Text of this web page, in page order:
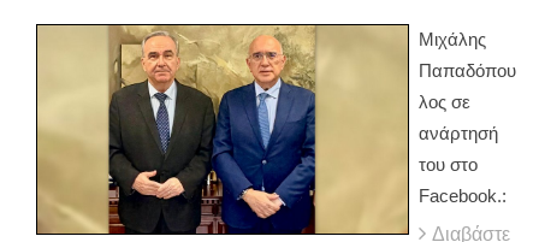
Μιχάλης
Παπαδόπου
λος σε
ανάρτησή
του στο
Facebook.:
Διαβάστε